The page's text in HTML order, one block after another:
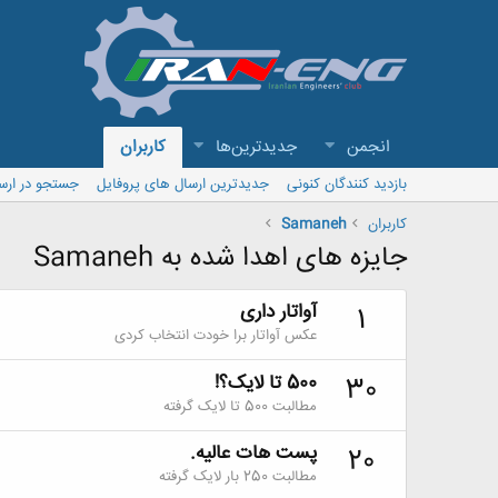
انجمن جدیدترین‌ها کاربران
بازدید کنندگان کنونی جدیدترین ارسال های پروفایل
جستجو در
کاربران
Samaneh
جایزه های اهدا شده به Samaneh
1
آواتار داری
عکس آواتار برا خودت انتخاب کردی
30 500 تا لایک؟!
مطالبت 500 تا لایک گرفته
20 پست هات عالیه.
مطالبت 250 بار لایک گرفته